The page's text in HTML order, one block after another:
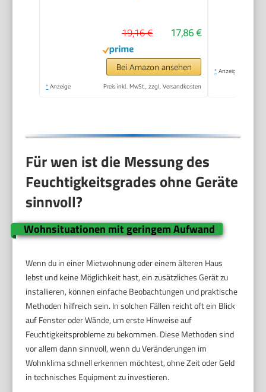
Feuchtigkeitsregelung
für Badezimmer,
Schlafzimmer,
Schrank gegen
17,86 €
19,16 €
Bei Amazon ansehen
* Anzeige Preis inkl. MwSt., zzgl. Versandkosten
* Anzeige
Für wen ist die Messung des
Feuchtigkeitsgrades ohne Geräte
sinnvoll?
Wohnsituationen mit geringem Aufwand
Wenn du in einer Mietwohnung oder einem älteren Haus
lebst und keine Möglichkeit hast, ein zusätzliches Gerät zu
installieren, können einfache Beobachtungen und praktische
Methoden hilfreich sein. In solchen Fällen reicht oft ein Blick
auf Fenster oder Wände, um erste Hinweise auf
Feuchtigkeitsprobleme zu bekommen. Diese Methoden sind
vor allem dann sinnvoll, wenn du Veränderungen im
Wohnklima schnell erkennen möchtest, ohne Zeit oder Geld
in technisches Equipment zu investieren.